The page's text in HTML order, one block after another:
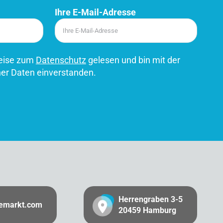
Ihre E-Mail-Adresse
zum Datenschutzgelesen und bin mit der
Daten einverstanden.
Herrengraben 3-5
20459 Hamburg